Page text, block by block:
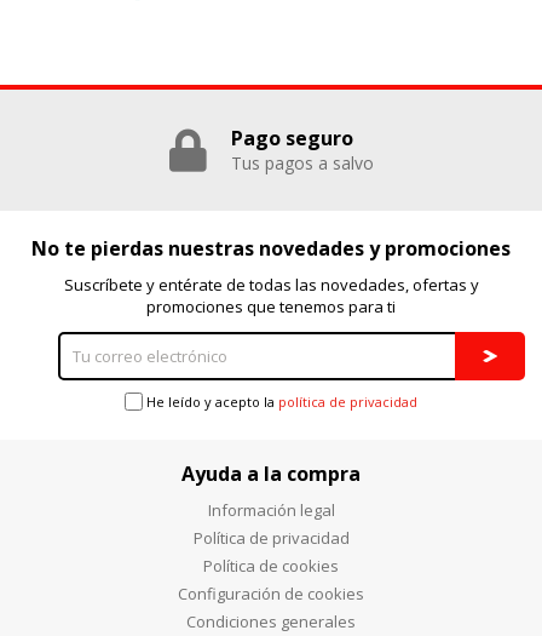
Pago seguro
Tus pagos a salvo
No te pierdas nuestras novedades y promociones
Suscríbete y entérate de todas las novedades, ofertas y
promociones que tenemos para ti
He leído y acepto la política de privacidad
Ayuda a la compra
Información legal
Política de privacidad
Política de cookies
Configuración de cookies
Condiciones generales
Cookies Utilizadas:
_evAd, _evCoupon, _evSubscription, _evPromt
GUARDAR CONFIGURACIÓN
Puedes volver a configurar tus cookies desde la sección
"Configuración de cookies" al pie de la página. También puedes
consultar nuestra
política de cookies